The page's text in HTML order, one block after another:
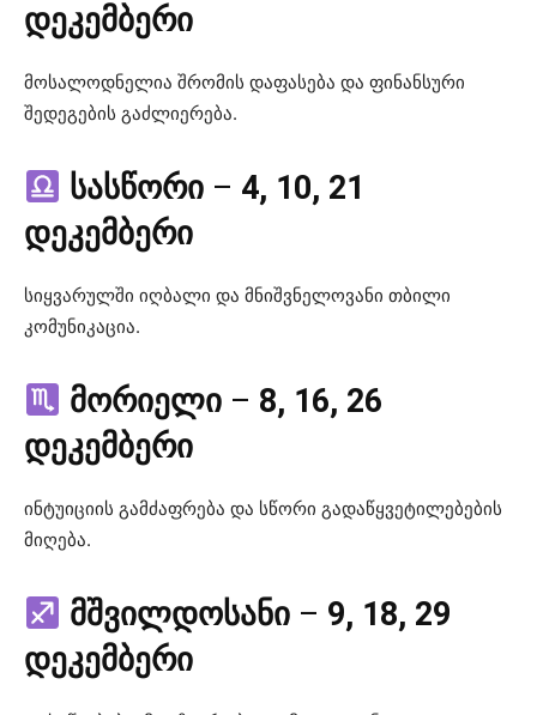
დეკემბერი
მოსალოდნელია შრომის დაფასება და ფინანსური
შედეგების გაძლიერება.
სასწორი– 4, 10, 21
დეკემბერი
სიყვარულში იღბალი და მნიშვნელოვანი თბილი
კომუნიკაცია.
მორიელი– 8, 16, 26
დეკემბერი
ინტუიციის გამძაფრება და სწორი გადაწყვეტილებების
მიღება.
მშვილდოსანი– 9, 18, 29
დეკემბერი